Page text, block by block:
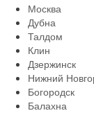
Москва
Дубна
Талдом
Клин
Дзержинск
Нижний
Богородск
Балахна